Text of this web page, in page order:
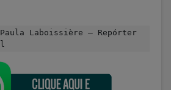
Paula Laboissière – Repórter